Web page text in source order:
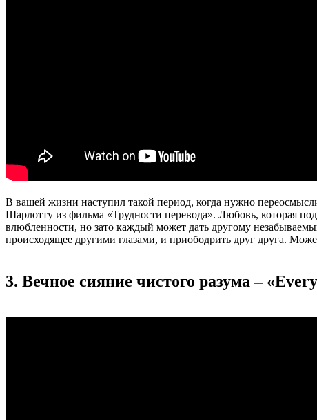
В вашей жизни наступил такой период, когда нужно
Шарлотту из фильма «Трудности перевода». Любовь, которая
влюбленности, но зато каждый может дать другому
происходящее другими глазами, и приободрить друг друга.
3. Вечное сияние чистого разума –